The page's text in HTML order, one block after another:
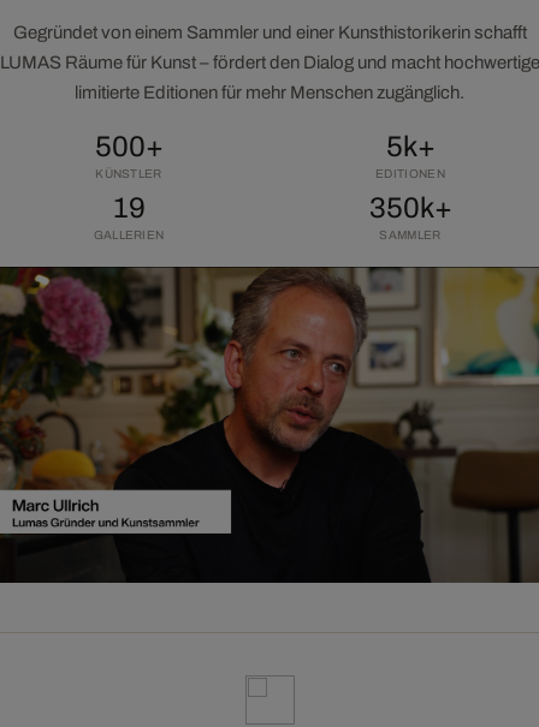
Gegründet von einem Sammler und einer Kunsthistorikerin schafft
LUMAS Räume für Kunst – fördert den Dialog und macht hochwertige
limitierte Editionen für mehr Menschen zugänglich.
500+
KÜNSTLER
5k+
EDITIONEN
19
GALLERIEN
350k+
SAMMLER